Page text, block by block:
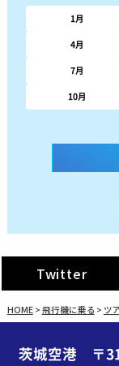
1月
4月
7月
10月
Twitter
HOME> 飛行機に乗る > ツ
茨城空港 〒